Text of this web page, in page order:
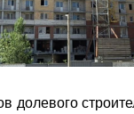
долевого